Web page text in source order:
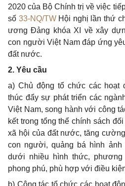
2020 của Bộ Chính trị về việc
số 33-NQ/TWHội nghị lần thứ
ương Đảng khóa XI về xây
con người Việt Nam đáp ứng
đất nước.
2. Yêu cầu
a) Chủ động tổ chức các hoạt
thúc đẩy sự phát triển các
Việt Nam, song hành với công
kết trong tổng thể chính sách
xã hội của đất nước, tăng
con người, quảng bá hình
dưới nhiều hình thức,
phong phú, phù hợp với điều